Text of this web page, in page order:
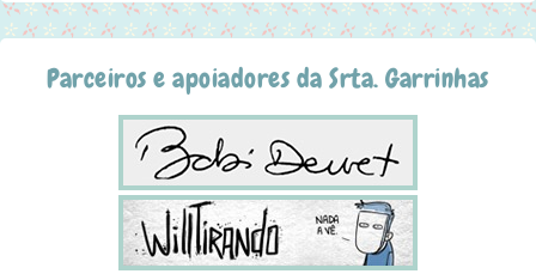
Parceiros e apoiadores da Srta. Garrinhas